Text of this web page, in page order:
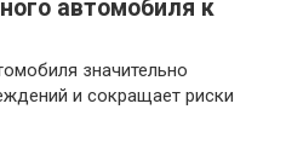
автомобиля к
значительно
и сокращает риски